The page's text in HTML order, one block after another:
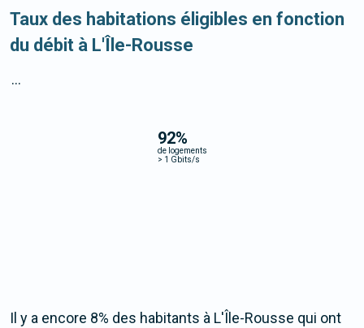
Taux des habitations éligibles en fonction
du débit à L'Île-Rousse
92%
de logements
> 1 Gbits/s
...
Il y a encore 8% des habitants à L'Île-Rousse qui ont